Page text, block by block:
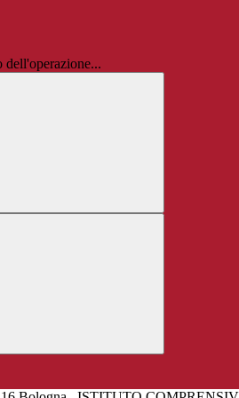
dell'operazione...